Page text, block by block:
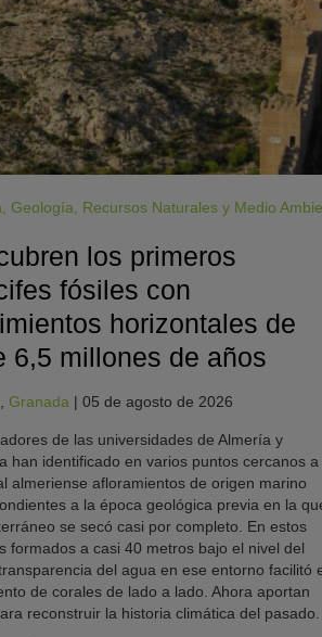
Geología Recursos Naturales y Medio
los primeros
fósiles con
horizontales de
6,5 millones de años
Granada | 05 de agosto de 2026
de las universidades de Almería y
han identificado en varios puntos cercanos a
almeriense afloramientos de origen marino
a la época geológica previa en la
se secó casi por completo. En estos
formados a casi 40 metros bajo el nivel del
del agua en ese entorno facilitó
de corales de lado a lado. Ahora aportan
reconstruir la historia climática del pasado.